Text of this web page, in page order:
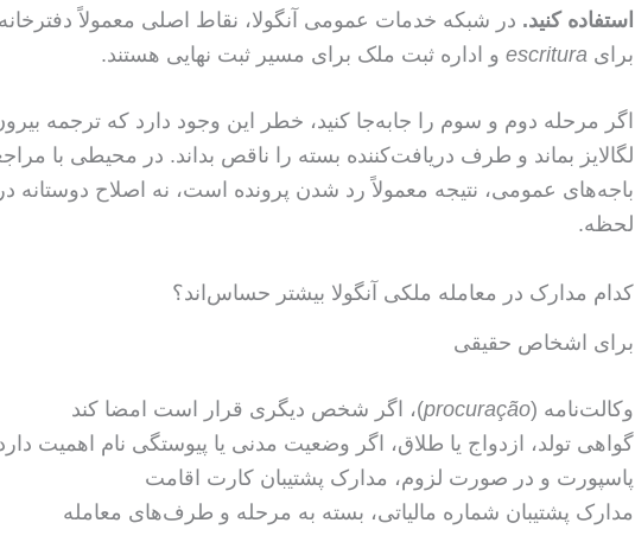
استفاده کنید. در شبکه خدمات عمومی آنگولا، نقاط اصلی معمولاً
برای escritura و اداره ثبت ملک برای مسیر ثبت نهایی هستند.
اگر مرحله دوم و سوم را جابه‌جا کنید، خطر این وجود دارد که ترجمه
لگالایز بماند و طرف دریافت‌کننده بسته را ناقص بداند. در محیطی با
باجه‌های عمومی، نتیجه معمولاً رد شدن پرونده است، نه اصلاح دوستانه
لحظه.
کدام مدارک در معامله ملکی آنگولا بیشتر حساس‌اند؟
برای اشخاص حقیقی
وکالت‌نامه (procuração)، اگر شخص دیگری قرار است امضا کند
گواهی تولد، ازدواج یا طلاق، اگر وضعیت مدنی یا پیوستگی نام اهمیت
پاسپورت و در صورت لزوم، مدارک پشتیبان کارت اقامت
مدارک پشتیبان شماره مالیاتی، بسته به مرحله و طرف‌های معامله